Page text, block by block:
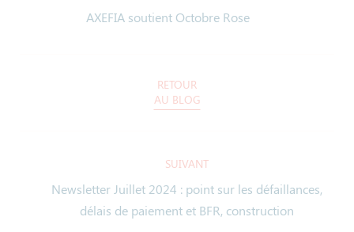
AXEFIA soutient Octobre Rose
RETOUR
AU BLOG
SUIVANT
Newsletter Juillet 2024 : point sur les défaillances,
délais de paiement et BFR, construction